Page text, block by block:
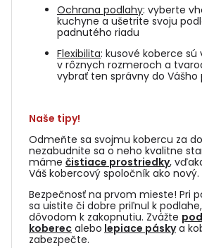
Ochrana podlahy: vyberte
kuchyne a ušetrite svoju
padnutého riadu
Flexibilita: kusové koberce sú
v rôznych rozmeroch a
vybrať ten správny do Vášho
Naše tipy!
Odmeňte sa svojmu kobercu za
nezabudnite sa o neho kvalitne
máme čistiace prostriedky,
Váš kobercový spoločník ako nový.
Bezpečnosť na prvom mieste! Pri
sa uistite či dobre priľnul k
dôvodom k zakopnutiu. Zvážte
koberec alebo lepiace páskya
zabezpečte.